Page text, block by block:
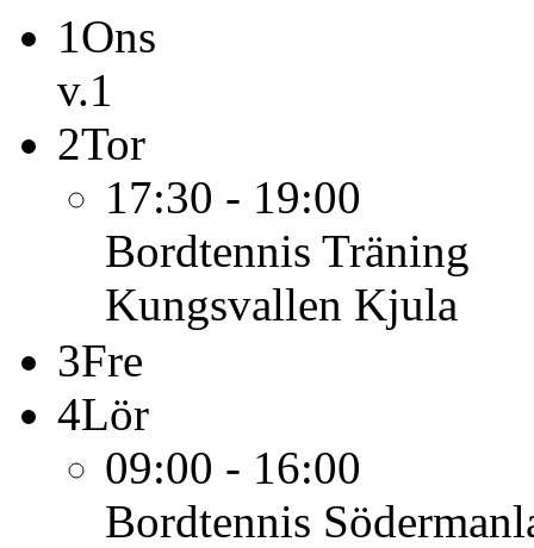
1Ons
v.1
2Tor
17:30 - 19:00
Bordtennis Träning
Kungsvallen Kjula
3Fre
4Lör
09:00 - 16:00
Bordtennis